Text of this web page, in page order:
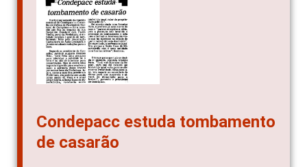
Condepacc estuda tombamento
de casarão